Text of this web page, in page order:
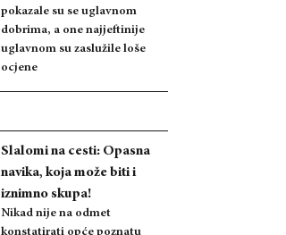
pokazale su se uglavnom
dobrima, a one najjeftinije
uglavnom su zaslužile loše
ocjene
Slalomi na cesti: Opasna
navika, koja može biti i
iznimno skupa!
Nikad nije na odmet
konstatirati opće poznatu